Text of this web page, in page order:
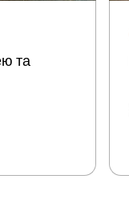
та